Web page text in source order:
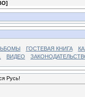
]
ГОСТЕВАЯ КНИГА
ВИДЕО
Русь!